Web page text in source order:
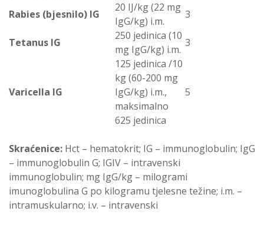
Rabies (bjesnilo) IG
20 IJ/kg (22 mg
IgG/kg) i.m.
3
Tetanus IG
250 jedinica (10
mg IgG/kg) i.m.
3
Varicella IG
125 jedinica /10
kg (60-200 mg
IgG/kg) i.m.,
maksimalno
625 jedinica
5
Skraćenice: Hct – hematokrit; IG – immunoglobulin; IgG
– immunoglobulin G; IGIV – intravenski
immunoglobulin; mg IgG/kg – milogrami
imunoglobulina G po kilogramu tjelesne težine; i.m. –
intramuskularno; i.v. – intravenski